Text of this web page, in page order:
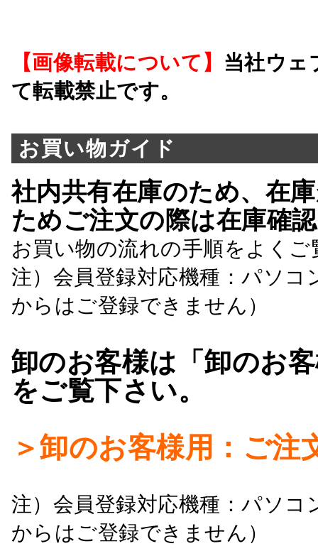
【画像転載について】 当社ウェ
て転載禁止です。
お買い物ガイド
社内共有在庫のため、在
ためご注文の際は在庫確
お買い物の流れの手順をよくご
注）会員登録対応機種：パソ
からはご登録できません）
卸のお客様は「卸のお
をご覧下さい。
＞卸のお客様用：ご注
注）会員登録対応機種：パソ
からはご登録できません）